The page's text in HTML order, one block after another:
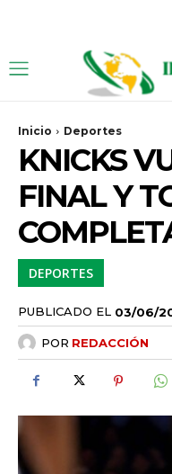
Inicio Deportes
KNICKS
FINAL Y
DEPORTES
PUBLICADO EL 03/06/
POR REDACCIÓN